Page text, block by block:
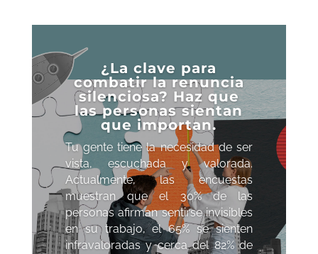
¿La clave para
combatir la renuncia
silenciosa? Haz que
las personas sientan
que importan.
Tu gente tiene la necesidad de ser
vista, escuchada y valorada.
Actualmente, las encuestas
muestran que el 30% de las
personas afirman sentirse invisibles
en su trabajo, el 65% se sienten
infravaloradas y cerca del 82% de